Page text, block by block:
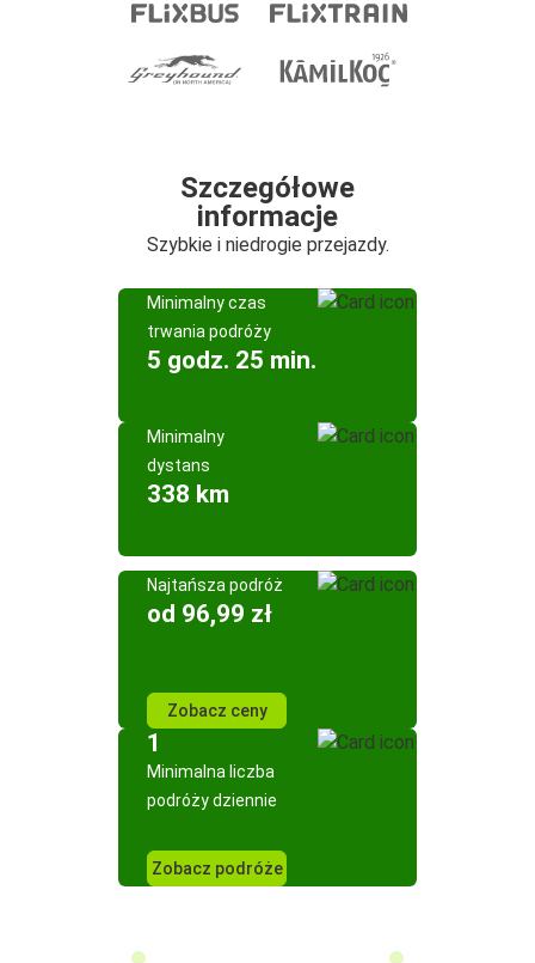
Szczegółowe
informacje
Szybkie i niedrogie przejazdy.
Minimalny czas
trwania podróży
5 godz. 25 min.
Minimalny
dystans
338 km
Najtańsza podróż
od 96,99 zł
Zobacz ceny
1
Minimalna liczba
podróży dziennie
Zobacz podróże